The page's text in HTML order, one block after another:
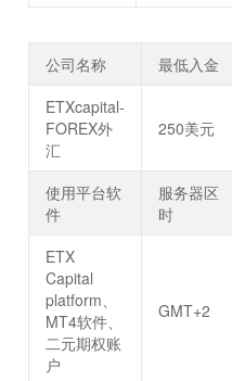
公司名称 最低入金
ETXcapital-
FOREX外
汇
250美元
使用平台软
件
服务器区
时
ETX
Capital
platform、
MT4软件、
二元期权账
户
GMT+2